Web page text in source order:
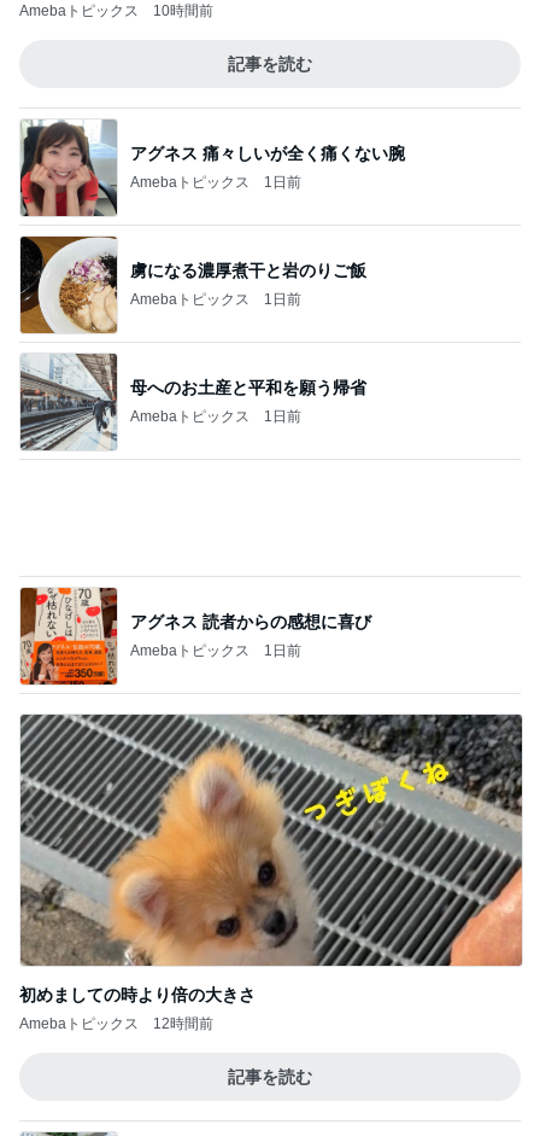
Amebaトピックス 1日前
初めましての時より倍の大きさ
Amebaトピックス
川崎希 褒められたレストラン
Amebaトピックス 13時間前
堀ちえみ 足りなくてプラスしたサンド
Amebaトピックス 18時間前
もっと早く買えばよかったスマホケース
Amebaトピックス 1日前
Amebaトピックス 16時間前